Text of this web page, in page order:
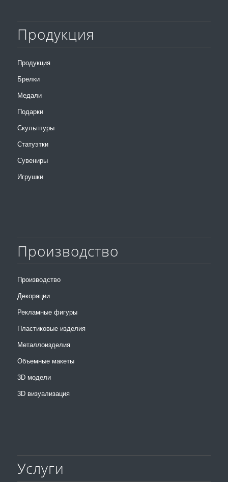
Продукция
Продукция
Брелки
Медали
Подарки
Скульптуры
Статуэтки
Сувениры
Игрушки
Производство
Производство
Декорации
Рекламные фигуры
Пластиковые изделия
Металлоизделия
Объемные макеты
3D модели
3D визуализация
Услуги